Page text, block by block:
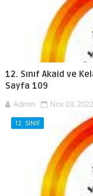
12. Sınıf Akaid ve
Sayfa 109
Admin Nov 03, 2022
12. SINIF